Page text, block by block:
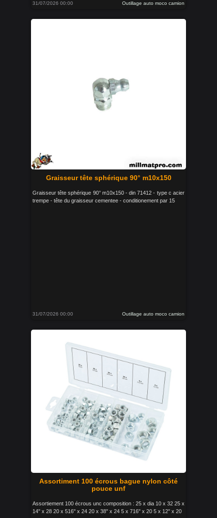
31/07/2026 00:00 Outillage auto moco camion
Graisseur tête sphérique 90° m10x150
Graisseur tête sphérique 90° m10x150 - din 71412 - type c acier
trempe - tête du graisseur cementee - conditionement par 15
31/07/2026 00:00 Outillage auto moco camion
Assortiment 100 écrous bague nylon côté
pouce unf
Assortiement 100 écrous unc composition : 25 x dia 10 x 32 25 x
14'' x 28 20 x 516'' x 24 20 x 38'' x 24 5 x 716'' x 20 5 x 12'' x 20